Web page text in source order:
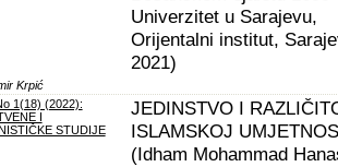
Univerzitet u Sarajevu,
Orijentalni institut,
2021)
Krpić
1(18) (2022):
I
STUDIJE
JEDINSTVO I
ISLAMSKOJ
(Idham Mohammad